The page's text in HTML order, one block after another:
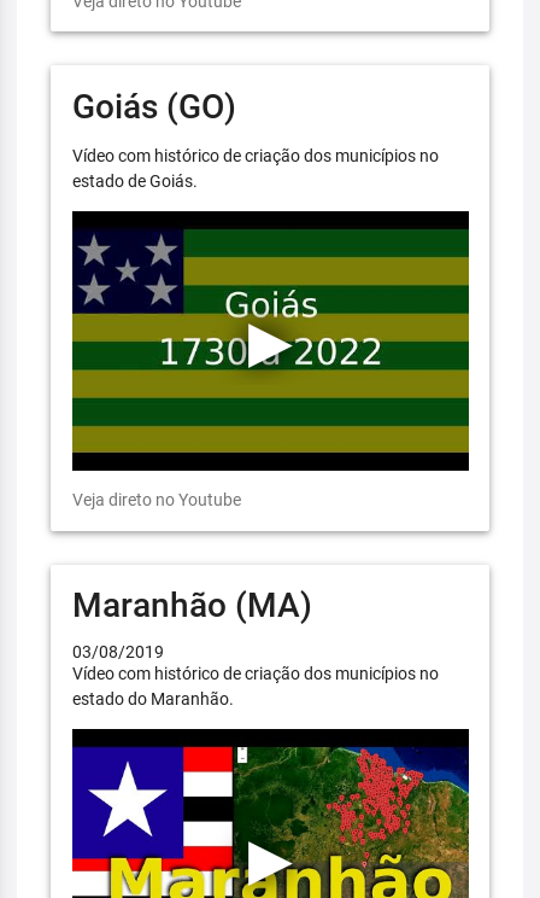
Goiás (GO)
Vídeo com histórico de criação dos municípios no
estado de Goiás.
Veja direto no Youtube
Maranhão (MA)
03/08/2019
Vídeo com histórico de criação dos municípios no
estado do Maranhão.